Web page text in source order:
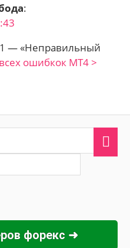
:
— «Неправильный
ошибкок МТ4 >
форекс ➜